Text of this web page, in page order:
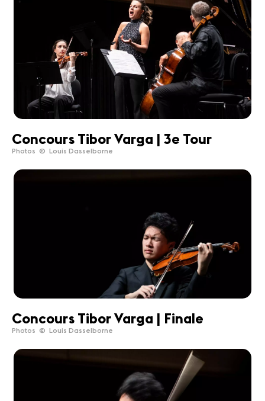
Concours Tibor Varga | 3e Tour
Photos © Louis Dasselborne
Concours Tibor Varga | Finale
Photos © Louis Dasselborne